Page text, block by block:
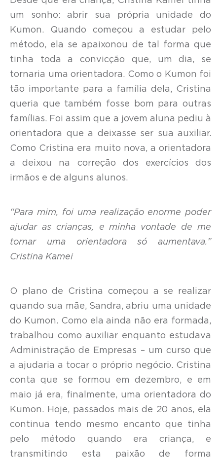
um sonho: abrir sua própria unidade do
Kumon. Quando começou a estudar pelo
método, ela se apaixonou de tal forma que
tinha toda a convicção que, um dia, se
tornaria uma orientadora. Como o Kumon foi
tão importante para a família dela, Cristina
queria que também fosse bom para outras
famílias. Foi assim que a jovem aluna pediu à
orientadora que a deixasse ser sua auxiliar.
Como Cristina era muito nova, a orientadora
a deixou na correção dos exercícios dos
irmãos e de alguns alunos.
“Para mim, foi uma realização enorme poder
ajudar as crianças, e minha vontade de me
tornar uma orientadora só aumentava.”
Cristina Kamei
O plano de Cristina começou a se realizar
quando sua mãe, Sandra, abriu uma unidade
do Kumon. Como ela ainda não era formada,
trabalhou como auxiliar enquanto estudava
Administração de Empresas – um curso que
a ajudaria a tocar o próprio negócio. Cristina
conta que se formou em dezembro, e em
maio já era, finalmente, uma orientadora do
Kumon. Hoje, passados mais de 20 anos, ela
continua tendo mesmo encanto que tinha
pelo método quando era criança, e
transmitindo esta paixão de forma